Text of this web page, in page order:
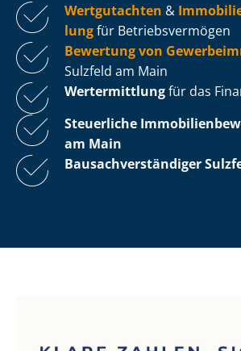
Wertgutachten &
lungfür Be­triebs­ver­mö­gen
Bewertung von
Sulzfeld am Main
Wertermittlungfür das
Steuerliche
am Main
Bau­sach­ver­stän­di­ger